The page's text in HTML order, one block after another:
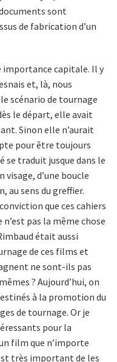
sont
de fabrication d’un
importance capitale. Il y
et, là, nous
scénario de tournage
le départ, elle avait
Sinon elle n’aurait
pour être toujours
se traduit jusque dans le
visage, d’une boucle
au sens du greffier.
que ces cahiers
pas la même chose
était aussi
de ces films et
ne sont-ils pas
? Aujourd’hui, on
à la promotion du
de tournage. Or je
pour la
film que n’importe
très important de les